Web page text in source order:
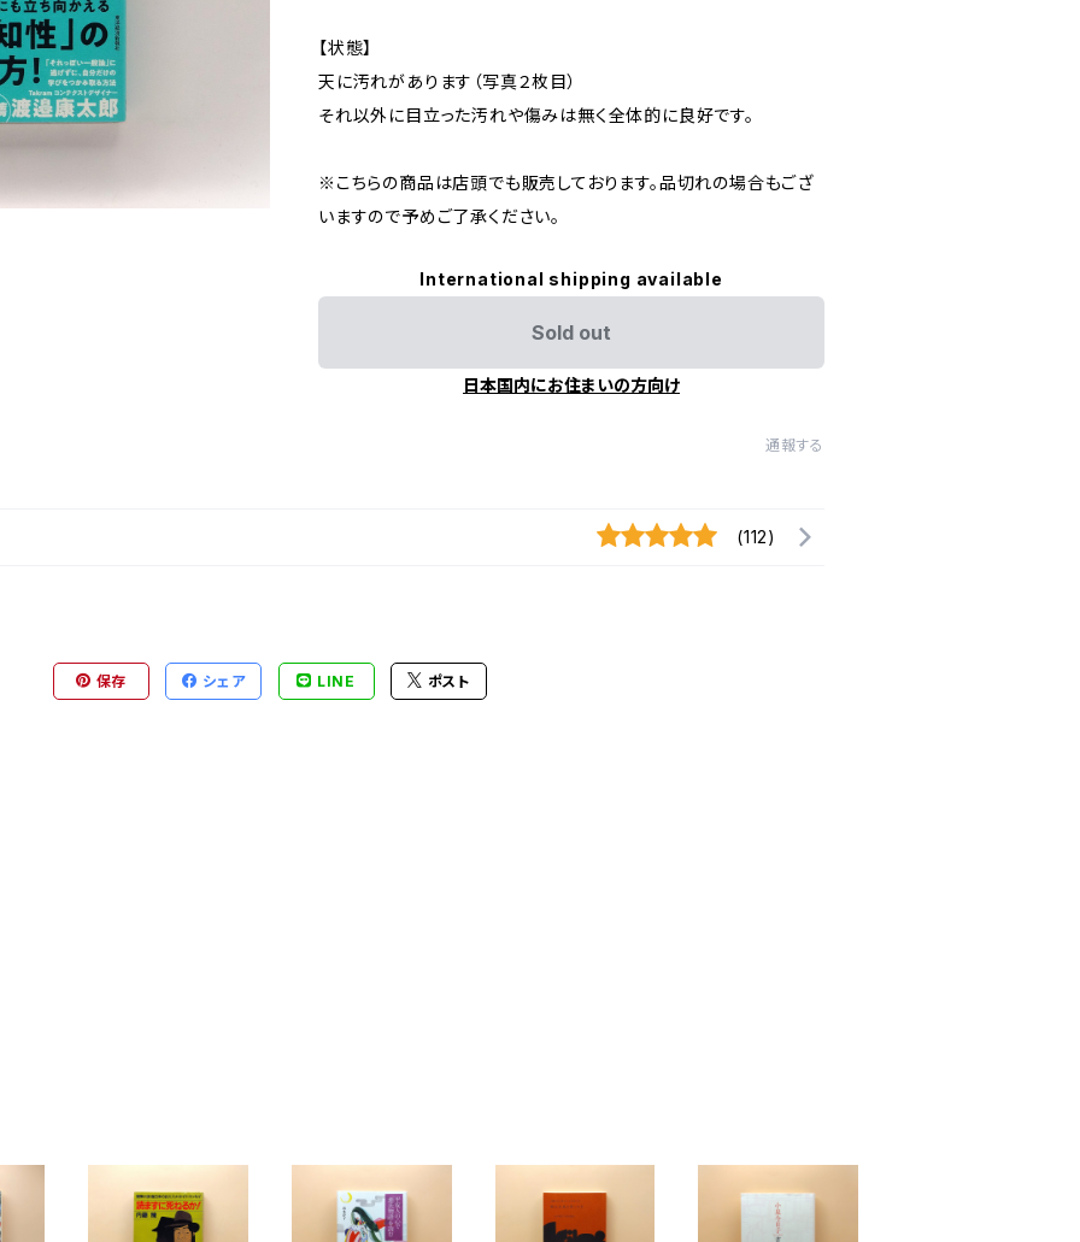
【状態】
天に汚れがあります（写真２枚目）
それ以外に目立った汚れや傷みは無く全体的に良好です。
※こちらの商品は店頭でも販売しております。品切れの場合もござ
いますので予めご了承ください。
International shipping available
Sold out
日本国内にお住まいの方向け
通報する
(112)
保存 シェア LINE ポスト